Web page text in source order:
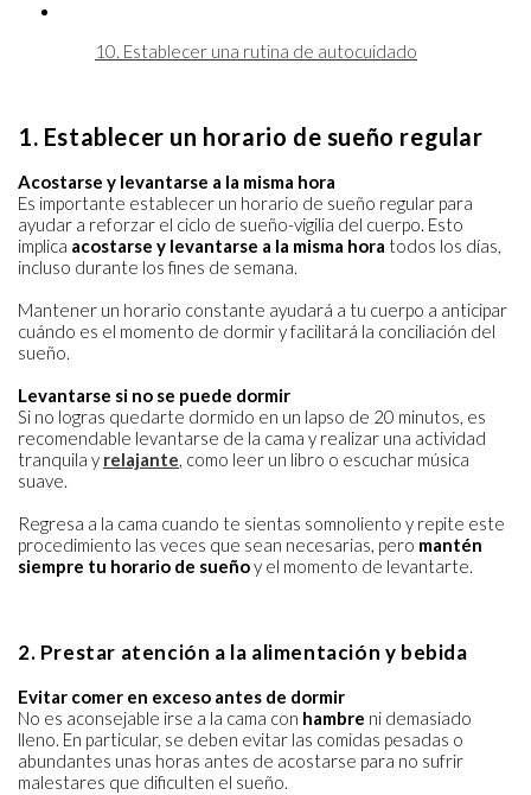
10. Establecer una rutina de autocuidado
1. Establecer un horario de sueño regular
Acostarse y levantarse a la misma hora
Es importante establecer un horario de sueño regular para
ayudar a reforzar el ciclo de sueño-vigilia del cuerpo. Esto
implica acostarse y levantarse a la misma hora todos los días,
incluso durante los fines de semana.
Mantener un horario constante ayudará a tu cuerpo a anticipar
cuándo es el momento de dormir y facilitará la conciliación del
sueño.
Levantarse si no se puede dormir
Si no logras quedarte dormido en un lapso de 20 minutos, es
recomendable levantarse de la cama y realizar una actividad
tranquila y relajante, como leer un libro o escuchar música
suave.
Regresa a la cama cuando te sientas somnoliento y repite este
procedimiento las veces que sean necesarias, pero mantén
siempre tu horario de sueñoy el momento de levantarte.
2. Prestar atención a la alimentación y bebida
Evitar comer en exceso antes de dormir
No es aconsejable irse a la cama con hambre ni demasiado
lleno. En particular, se deben evitar las comidas pesadas o
abundantes unas horas antes de acostarse para no sufrir
malestares que dificulten el sueño.